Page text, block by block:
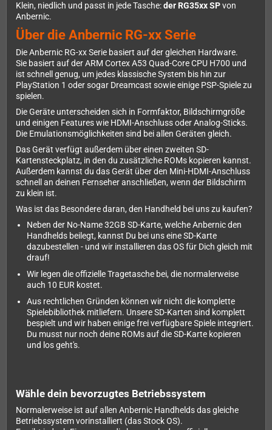
Klein, niedlich und passt in jede Tasche:der RG35xx SPvon
Anbernic.
Über die Anbernic RG-xx Serie
Die Anbernic RG-xx Serie basiert auf der gleichen Hardware.
Sie basiert auf der ARM Cortex A53 Quad-Core CPU H700 und
ist schnell genug, um jedes klassische System bis hin zur
PlayStation 1 oder sogar Dreamcast sowie einige PSP-Spiele zu
spielen.
Die Geräte unterscheiden sich in Formfaktor, Bildschirmgröße
und einigen Features wie HDMI-Anschluss oder Analog-Sticks.
Die Emulationsmöglichkeiten sind bei allen Geräten gleich.
Das Gerät verfügt außerdem über einen zweiten SD-
Kartensteckplatz, in den du zusätzliche ROMs kopieren kannst.
Außerdem kannst du das Gerät über den Mini-HDMI-Anschluss
schnell an deinen Fernseher anschließen, wenn der Bildschirm
zu klein ist.
Was ist das Besondere daran, den Handheld bei uns zu kaufen?
Neben der No-Name 32GB SD-Karte, welche Anbernic den
Handhelds beilegt, kannst Du bei uns eine SD-Karte
dazubestellen - und wir installieren das OS für Dich gleich mit
drauf!
Wir legen die offizielle Tragetasche bei, die normalerweise
auch 10 EUR kostet.
Aus rechtlichen Gründen können wir nicht die komplette
Spielebibliothek mitliefern. Unsere SD-Karten sind komplett
bespielt und wir haben einige frei verfügbare Spiele integriert.
Du musst nur noch deine ROMs auf die SD-Karte kopieren
und los geht's.
Wähle dein bevorzugtes Betriebssystem
Normalerweise ist auf allen Anbernic Handhelds das gleiche
Betriebssystem vorinstalliert (das Stock OS).